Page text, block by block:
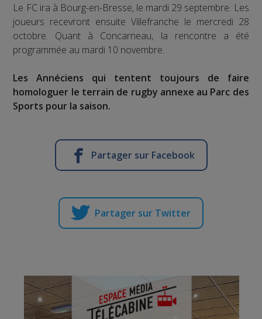
Le FC ira à Bourg-en-Bresse, le mardi 29 septembre. Les
joueurs recevront ensuite Villefranche le mercredi 28
octobre. Quant à Concarneau, la rencontre a été
programmée au mardi 10 novembre.
Les Annéciens qui tentent toujours de faire
homologuer le terrain de rugby annexe au Parc des
Sports pour la saison.
Partager sur Facebook
Partager sur Twitter